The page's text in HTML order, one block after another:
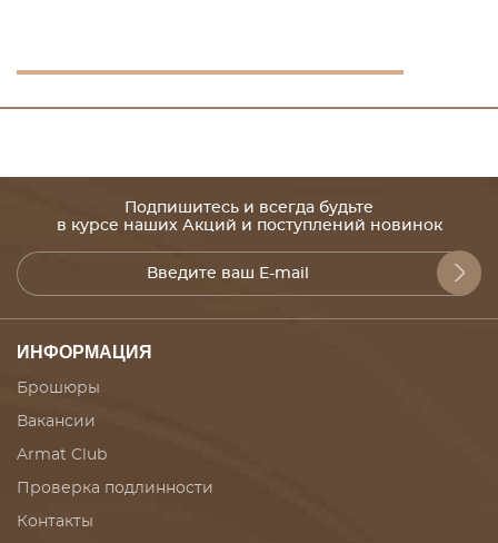
Подпишитесь и всегда будьте
в курсе наших Акций и поступлений новинок
ИНФОРМАЦИЯ
Брошюры
Вакансии
Armat Club
Проверка подлинности
Контакты